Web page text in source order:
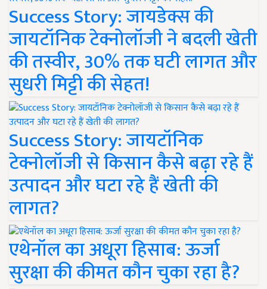
Success Story: जायडेक्स की
जायटॉनिक टेक्नोलॉजी ने बदली खेती
की तस्वीर, 30% तक घटी लागत और
सुधरी मिट्टी की सेहत!
Success Story: जायटॉनिक
टेक्नोलॉजी से किसान कैसे बढ़ा रहे हैं
उत्पादन और घटा रहे हैं खेती की
लागत?
एथेनॉल का अधूरा हिसाब: ऊर्जा
सुरक्षा की कीमत कौन चुका रहा है?